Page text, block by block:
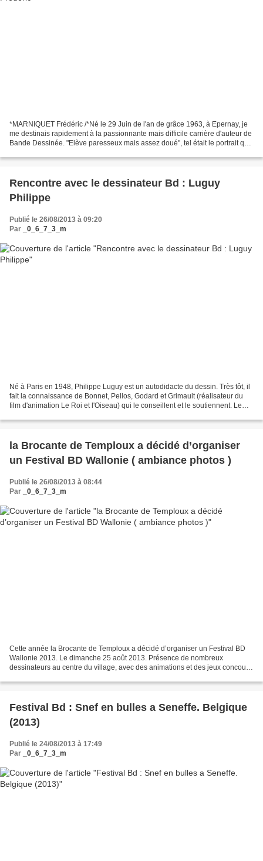
*MARNIQUET Frédéric /*Né le 29 Juin de l'an de grâce 1963, à Epernay, je
me destinais rapidement à la passionnante mais difficile carrière d'auteur de
Bande Dessinée. "Elève paresseux mais assez doué", tel était le portrait que
Rencontre avec le dessinateur Bd : Luguy
Philippe
Publié le 26/08/2013 à 09:20
Par
_0_6_7_3_m
Né à Paris en 1948, Philippe Luguy est un autodidacte du dessin. Très tôt, il
fait la connaissance de Bonnet, Pellos, Godard et Grimault (réalisateur du
film d'animation Le Roi et l'Oiseau) qui le conseillent et le soutiennent. Le
la Brocante de Temploux a décidé d’organiser
un Festival BD Wallonie ( ambiance photos )
Publié le 26/08/2013 à 08:44
Par
_0_6_7_3_m
Cette année la Brocante de Temploux a décidé d’organiser un Festival BD
Wallonie 2013. Le dimanche 25 août 2013. Présence de nombreux
dessinateurs au centre du village, avec des animations et des jeux concours
Festival Bd : Snef en bulles a Seneffe. Belgique
(2013)
Publié le 24/08/2013 à 17:49
Par
_0_6_7_3_m